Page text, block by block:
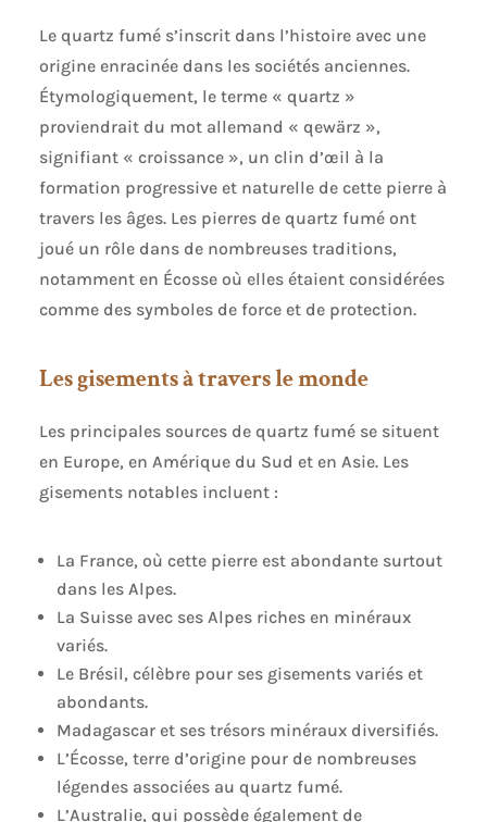
Le quartz fumé s’inscrit dans l’histoire avec une
origine enracinée dans les sociétés anciennes.
Étymologiquement, le terme « quartz »
proviendrait du mot allemand « qewärz »,
signifiant « croissance », un clin d’œil à la
formation progressive et naturelle de cette pierre à
travers les âges. Les pierres de quartz fumé ont
joué un rôle dans de nombreuses traditions,
notamment en Écosse où elles étaient considérées
comme des symboles de force et de protection.
Les gisements à travers le monde
Les principales sources de quartz fumé se situent
en Europe, en Amérique du Sud et en Asie. Les
gisements notables incluent :
La France, où cette pierre est abondante surtout
dans les Alpes.
La Suisse avec ses Alpes riches en minéraux
variés.
Le Brésil, célèbre pour ses gisements variés et
abondants.
Madagascar et ses trésors minéraux diversifiés.
L’Écosse, terre d’origine pour de nombreuses
légendes associées au quartz fumé.
L’Australie, qui possède également de